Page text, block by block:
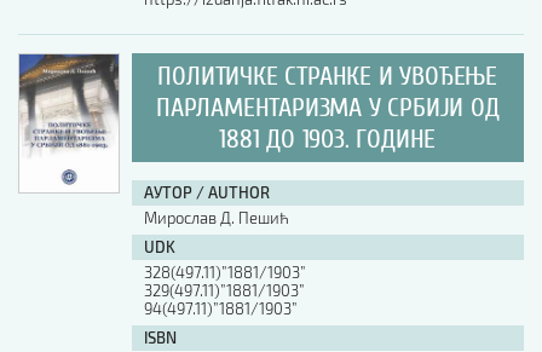
ПОЛИТИЧКЕ СТРАНКЕ И УВОЂЕЊЕ
ПАРЛАМЕНТАРИЗМА У СРБИЈИ ОД
1881 ДО 1903. ГОДИНЕ
АУТОР / AUTHOR
Мирослав Д. Пешић
UDK
328(497.11)”1881/1903”
329(497.11)”1881/1903”
94(497.11)”1881/1903”
ISBN